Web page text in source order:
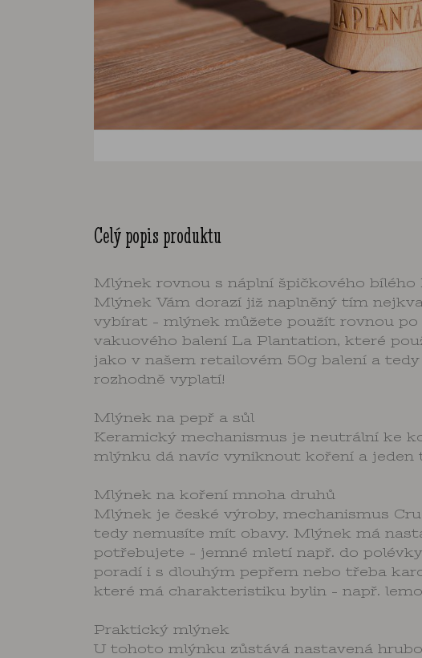
Celý popis produktu
Mlýnek rovnou s náplní špičkového bílého
Mlýnek Vám dorazí již naplněný tím
vybírat - mlýnek můžete použít rovnou
vakuového balení La Plantation, které
jako v našem retailovém 50g balení a
rozhodně vyplatí!
Mlýnek na pepř a sůl
Keramický mechanismus je neutrální ke
mlýnku dá navíc vyniknout koření a
Mlýnek na koření mnoha druhů
Mlýnek je české výroby, mechanismus
tedy nemusíte mít obavy. Mlýnek má
potřebujete - jemné mletí např. do
poradí i s dlouhým pepřem nebo třeba
které má charakteristiku bylin - např.
Praktický mlýnek
U tohoto mlýnku zůstává nastavená